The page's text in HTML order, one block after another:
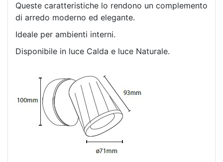
Queste caratteristiche lo rendono un complemento
di arredo moderno ed elegante.
Ideale per ambienti interni.
Disponibile in luce Calda e luce Naturale.